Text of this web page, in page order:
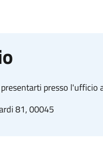
presso l'ufficio
81, 00045